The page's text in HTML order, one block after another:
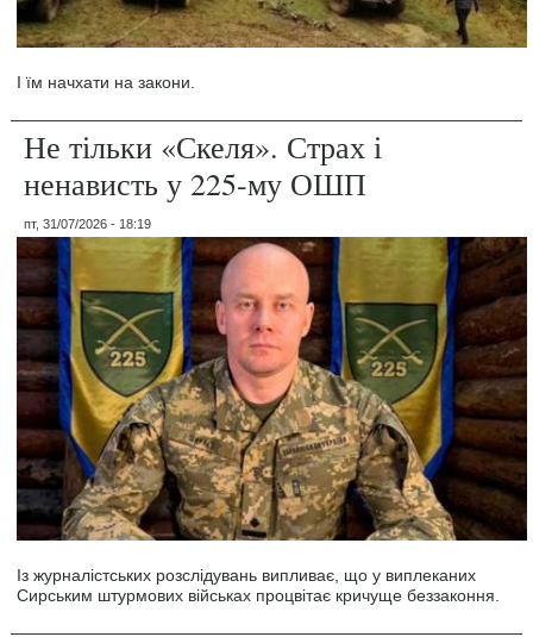
І їм начхати на закони.
Не тільки «Скеля». Страх і
ненависть у 225-му ОШП
пт, 31/07/2026 - 18:19
Із журналістських розслідувань випливає, що у виплеканих
Сирським штурмових військах процвітає кричуще беззаконня.